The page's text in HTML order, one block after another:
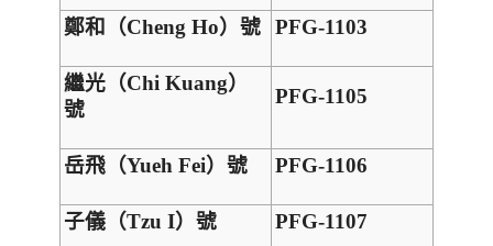
鄭和（Cheng Ho）號 PFG-1103
繼光（Chi Kuang）
號
PFG-1105
岳飛（Yueh Fei）號 PFG-1106
子儀（Tzu I）號 PFG-1107